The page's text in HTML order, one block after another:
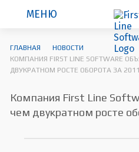
МЕНЮ
ГЛАВНАЯ
НОВОСТИ
КОМПАНИЯ FIRST LINE SOFTWARE
ДВУКРАТНОМ РОСТЕ ОБОРОТА ЗА
Компания First Line
чем двукратном росте